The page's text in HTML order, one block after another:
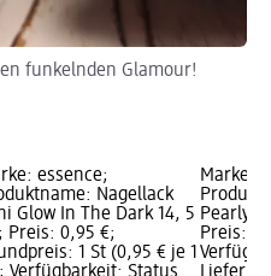
funkelnden Glamour!
essence;
Nagellack
Glow In The Dark 14, 5
Preis: 0,95 €;
1 St (0,95 € je 1
Marke:
Pearly
Preis: